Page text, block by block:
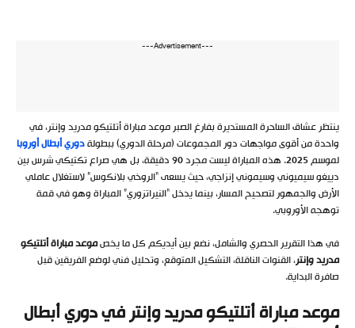
---Advertisement---
ينتظر عشاق الساحرة المستديرة بفارغ الصبر موعد مباراة أتلتيكو مدريد وإنتر، في
واحدة من أقوى مواجهات دور المجموعات (مرحلة الدوري) ببطولةدوري أبطال أوروبا
لموسم 2025. هذه المباراة ليست مجرد 90 دقيقة، بل هي صراع تكتيكي شرس بين
دييغو سيميوني وسيموني إنزاجي، حيث يسعى “الروخي بلانكوس” لاستغلال عاملي
الأرض والجمهور لتصحيح المسار، بينما يدخل “النيراتزوري” المباراة وهو في قمة
توهجه الأوروبي.
في هذا التقرير الحصري والشامل، نضع بين أيديكم كل ما يخصموعد مباراة أتلتيكو
مدريد وإنتر، القنوات الناقلة، التشكيل المتوقع، وتحليل فني لوضع الفريقين قبل
صافرة البداية.
موعد مباراة أتلتيكو مدريد وإنتر في دوري أبطال